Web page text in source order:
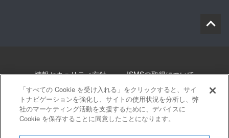
情報セキュリティ方針 ISMSの取得について
個人情報について 勧誘方針 このサイトについて
サイトマップ
「すべての Cookie を受け入れる」をクリックすると、サイ
トナビゲーションを強化し、サイトの使用状況を分析し、弊
社のマーケティング活動を支援するために、デバイスに
Cookie を保存することに同意したことになります。